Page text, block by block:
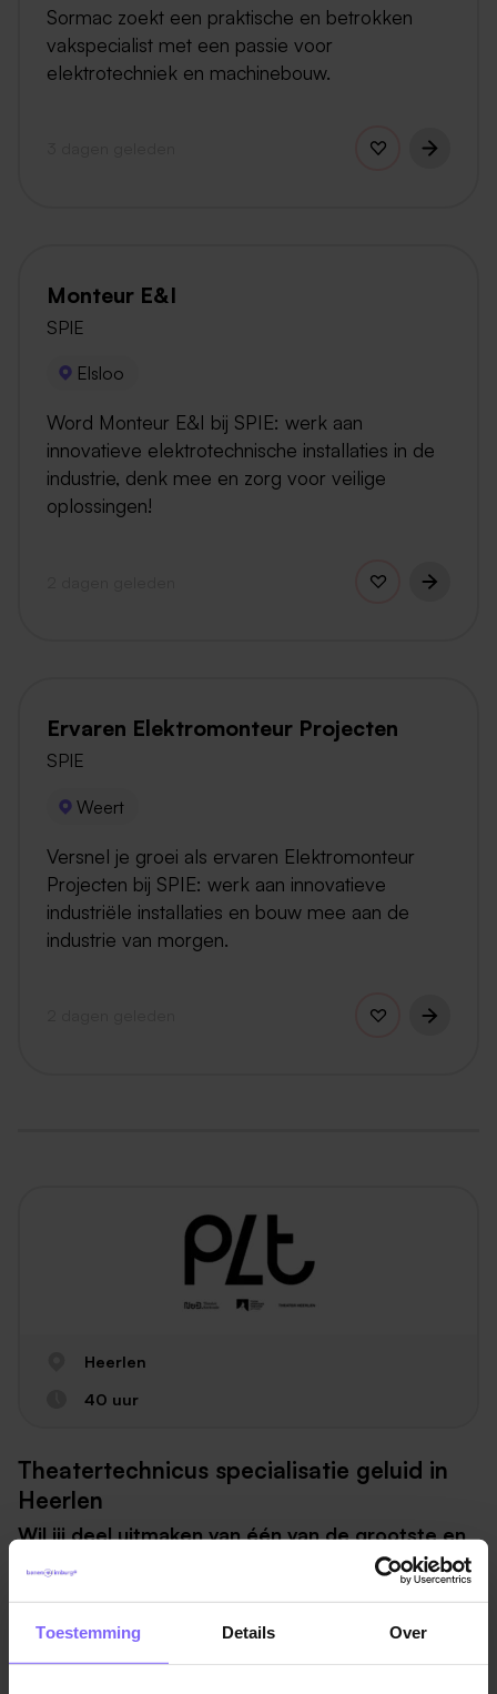
Toestemming Details Over
Sormac zoekt een praktische en betrokken
vakspecialist met een passie voor
elektrotechniek en machinebouw.
Monteur E&I
SPIE
Elsloo
Word Monteur E&I bij SPIE: werk aan
innovatieve elektrotechnische installaties in de
industrie, denk mee en zorg voor veilige
oplossingen!
Ervaren Elektromonteur Projecten
SPIE
Weert
Versnel je groei als ervaren Elektromonteur
Projecten bij SPIE: werk aan innovatieve
industriële installaties en bouw mee aan de
industrie van morgen.
Heerlen
40 uur
Theatertechnicus specialisatie geluid in
Heerlen
Wil jij deel uitmaken van één van de grootste en
meest gewaardeerde theaterorganisaties van
Wij zijn op zoek naar versterking! Met onze
uitzonderlijke (theater)organisatie bieden wij een